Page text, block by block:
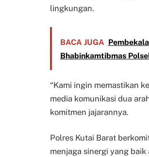
lingkungan.
BACA JUGA
Bhabinkamtibmas
“Kami ingin memastikan
media komunikasi dua
komitmen jajarannya.
Polres Kutai Barat
menjaga sinergi yang